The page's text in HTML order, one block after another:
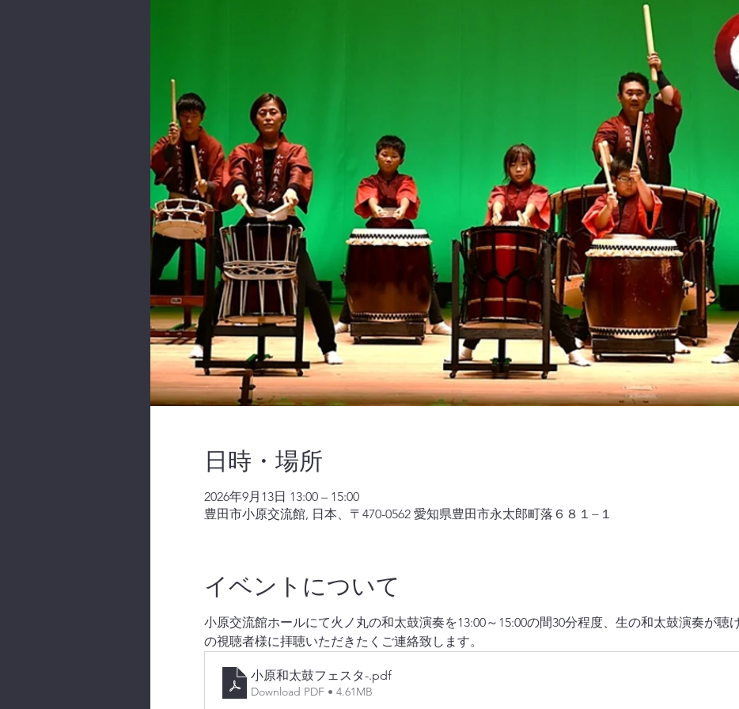
日時・場所
2026年9月13日 13:00 – 15:00
豊田市小原交流館, 日本、〒470-0562 愛知県豊田市永太郎町落６８１−１
イベントについて
小原交流館ホールにて火ノ丸の和太鼓演奏を13:00～15:00の間30分程度、生の和太鼓演奏が聴
の視聴者様に拝聴いただきたくご連絡致します。
小原和太鼓フェスタ-.pdf
Download PDF • 4.61MB